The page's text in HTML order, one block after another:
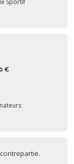
Sportif
€